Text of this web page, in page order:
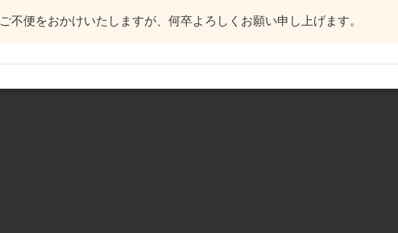
ご不便をおかけいたしますが、何卒よろしくお願い申し上げます。